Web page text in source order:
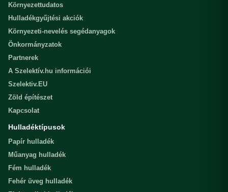
Környezettudatos
Hulladékgyűjtési akciók
Környezeti-nevelés segédanyagok
Önkormányzatok
Partnerek
A Szelektív.hu információi
Szelektiv.EU
Zöld építészet
Kapcsolat
Hulladéktípusok
Papír hulladék
Műanyag hulladék
Fém hulladék
Fehér üveg hulladék